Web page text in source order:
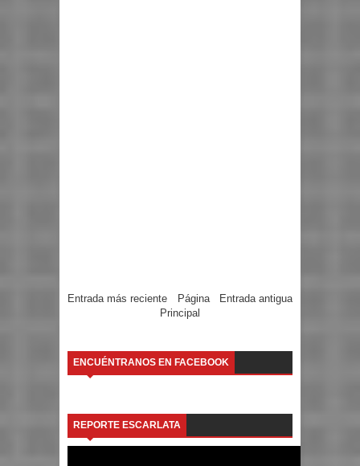
Entrada más reciente Entrada antigua
Página
Principal
ENCUÉNTRANOS EN FACEBOOK
REPORTE ESCARLATA